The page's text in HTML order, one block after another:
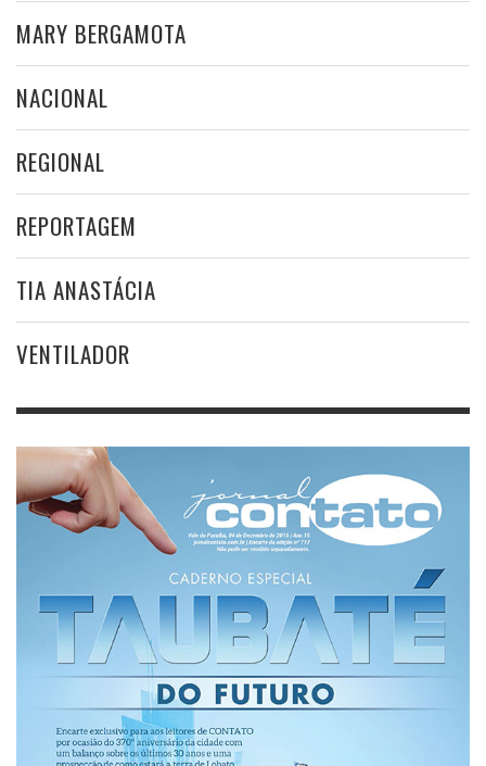
MARY BERGAMOTA
NACIONAL
REGIONAL
REPORTAGEM
TIA ANASTÁCIA
VENTILADOR